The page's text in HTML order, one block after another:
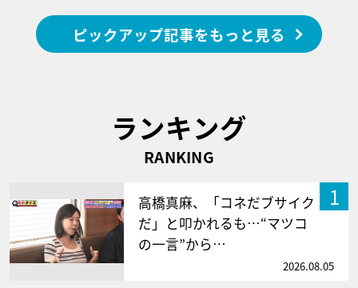
ピックアップ記事をもっと見る
ランキング
RANKING
1
高橋真麻、「コネだブサイク
だ」と叩かれるも…“マツコ
の一言”から…
2026.08.05